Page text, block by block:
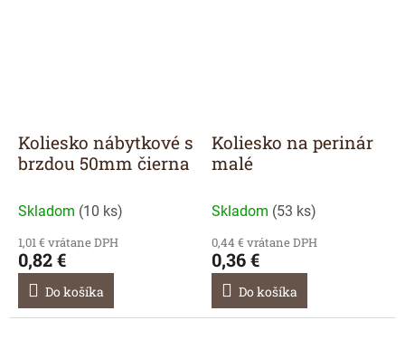
Koliesko nábytkové s
brzdou 50mm čierna
Skladom (10 ks)
1,01 € vrátane DPH
0,82 €
Do košíka
Koliesko na perinár
malé
Skladom (53 ks)
0,44 € vrátane DPH
0,36 €
Do košíka